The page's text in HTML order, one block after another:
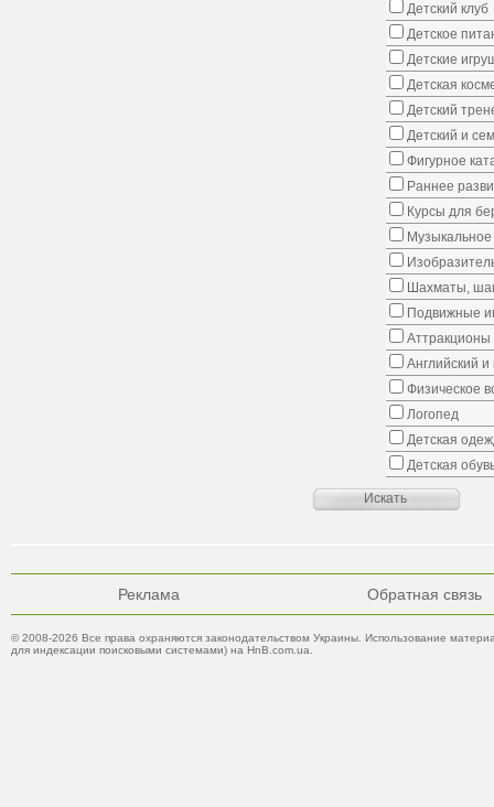
Детский клуб
Детское
Детские
Детская
Детский
Детский и
Фигурное
Раннее
Курсы для
Шахматы,
Подвижные
Аттракционы
Английский
Физическое
Логопед
Детская
Детская
Реклама Обратная связь
© 2008-2026 Все права охраняются законодательством Украины. Использование
для индексации поисковыми системами) на HnB.com.ua.